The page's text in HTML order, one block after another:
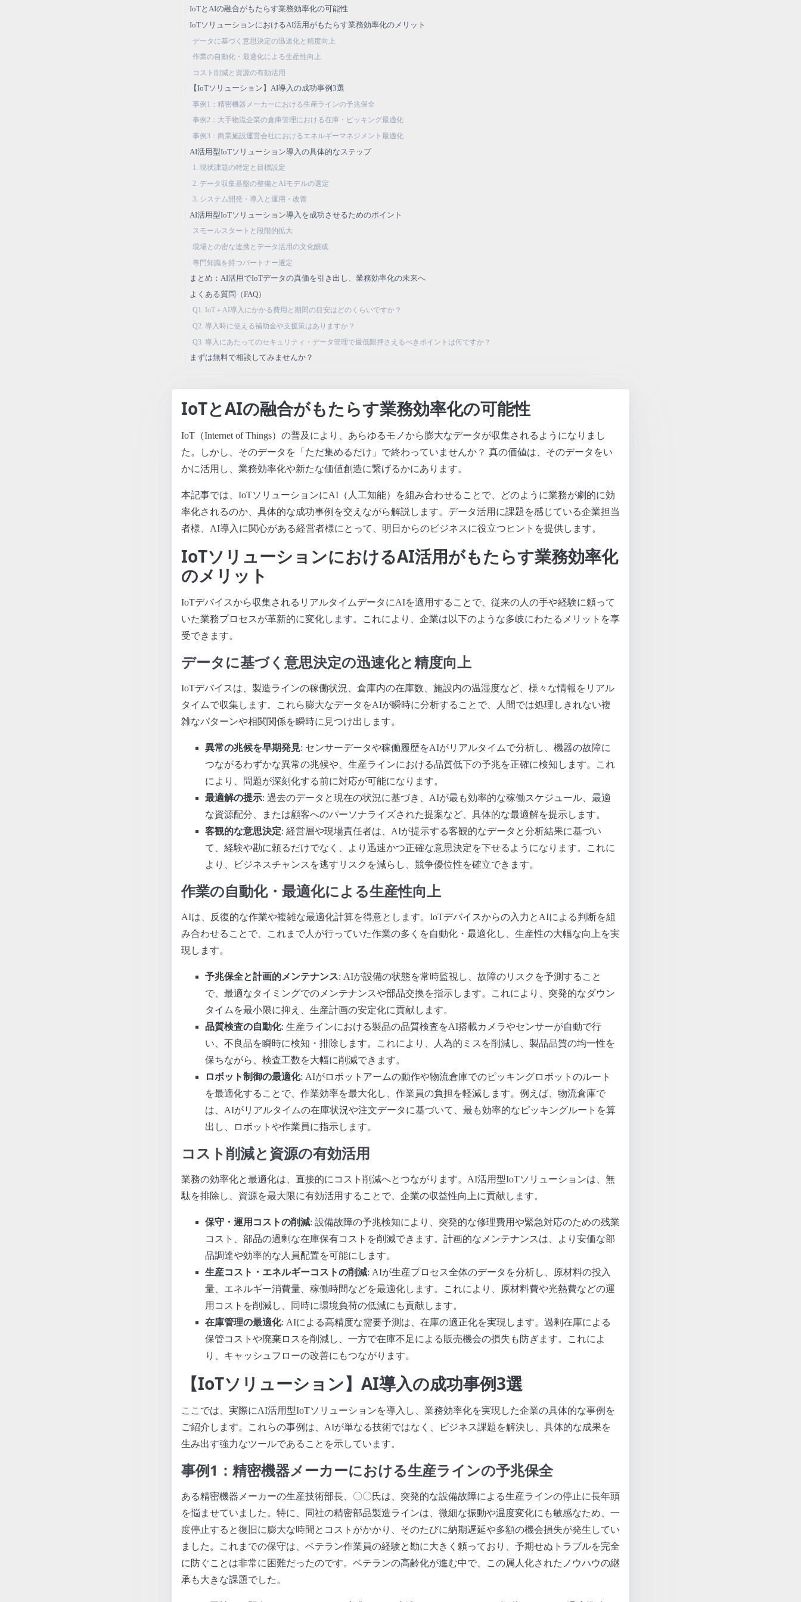
IoTとAIの融合がもたらす業務効率化の可能性
IoTソリューションにおけるAI活用がもたらす業務効率化のメリット
データに基づく意思決定の迅速化と精度向上
作業の自動化・最適化による生産性向上
コスト削減と資源の有効活用
【IoTソリューション】AI導入の成功事例3選
事例1：精密機器メーカーにおける生産ラインの予兆保全
事例2：大手物流企業の倉庫管理における在庫・ピッキング最適化
事例3：商業施設運営会社におけるエネルギーマネジメント最適化
AI活用型IoTソリューション導入の具体的なステップ
1. 現状課題の特定と目標設定
2. データ収集基盤の整備とAIモデルの選定
3. システム開発・導入と運用・改善
AI活用型IoTソリューション導入を成功させるためのポイント
スモールスタートと段階的拡大
現場との密な連携とデータ活用の文化醸成
専門知識を持つパートナー選定
まとめ：AI活用でIoTデータの真価を引き出し、業務効率化の未来へ
よくある質問（FAQ）
Q1. IoT＋AI導入にかかる費用と期間の目安はどのくらいですか？
Q2. 導入時に使える補助金や支援策はありますか？
Q3. 導入にあたってのセキュリティ・データ管理で最低限押さえるべきポイントは何ですか？
まずは無料で相談してみませんか？
IoTとAIの融合がもたらす業務効率化の可能性
IoT（Internet of Things）の普及により、あらゆるモノから膨大なデータが収集されるようになりまし
た。しかし、そのデータを「ただ集めるだけ」で終わっていませんか？ 真の価値は、そのデータをい
かに活用し、業務効率化や新たな価値創造に繋げるかにあります。
本記事では、IoTソリューションにAI（人工知能）を組み合わせることで、どのように業務が劇的に効
率化されるのか、具体的な成功事例を交えながら解説します。データ活用に課題を感じている企業担当
者様、AI導入に関心がある経営者様にとって、明日からのビジネスに役立つヒントを提供します。
IoTソリューションにおけるAI活用がもたらす業務効率化
のメリット
IoTデバイスから収集されるリアルタイムデータにAIを適用することで、従来の人の手や経験に頼って
いた業務プロセスが革新的に変化します。これにより、企業は以下のような多岐にわたるメリットを享
受できます。
データに基づく意思決定の迅速化と精度向上
IoTデバイスは、製造ラインの稼働状況、倉庫内の在庫数、施設内の温湿度など、様々な情報をリアル
タイムで収集します。これら膨大なデータをAIが瞬時に分析することで、人間では処理しきれない複
雑なパターンや相関関係を瞬時に見つけ出します。
異常の兆候を早期発見: センサーデータや稼働履歴をAIがリアルタイムで分析し、機器の故障に
つながるわずかな異常の兆候や、生産ラインにおける品質低下の予兆を正確に検知します。これ
により、問題が深刻化する前に対応が可能になります。
最適解の提示: 過去のデータと現在の状況に基づき、AIが最も効率的な稼働スケジュール、最適
な資源配分、または顧客へのパーソナライズされた提案など、具体的な最適解を提示します。
客観的な意思決定: 経営層や現場責任者は、AIが提示する客観的なデータと分析結果に基づい
て、経験や勘に頼るだけでなく、より迅速かつ正確な意思決定を下せるようになります。これに
より、ビジネスチャンスを逃すリスクを減らし、競争優位性を確立できます。
作業の自動化・最適化による生産性向上
AIは、反復的な作業や複雑な最適化計算を得意とします。IoTデバイスからの入力とAIによる判断を組
み合わせることで、これまで人が行っていた作業の多くを自動化・最適化し、生産性の大幅な向上を実
現します。
予兆保全と計画的メンテナンス: AIが設備の状態を常時監視し、故障のリスクを予測すること
で、最適なタイミングでのメンテナンスや部品交換を指示します。これにより、突発的なダウン
タイムを最小限に抑え、生産計画の安定化に貢献します。
品質検査の自動化: 生産ラインにおける製品の品質検査をAI搭載カメラやセンサーが自動で行
い、不良品を瞬時に検知・排除します。これにより、人為的ミスを削減し、製品品質の均一性を
保ちながら、検査工数を大幅に削減できます。
ロボット制御の最適化: AIがロボットアームの動作や物流倉庫でのピッキングロボットのルート
を最適化することで、作業効率を最大化し、作業員の負担を軽減します。例えば、物流倉庫で
は、AIがリアルタイムの在庫状況や注文データに基づいて、最も効率的なピッキングルートを算
出し、ロボットや作業員に指示します。
コスト削減と資源の有効活用
業務の効率化と最適化は、直接的にコスト削減へとつながります。AI活用型IoTソリューションは、無
駄を排除し、資源を最大限に有効活用することで、企業の収益性向上に貢献します。
保守・運用コストの削減: 設備故障の予兆検知により、突発的な修理費用や緊急対応のための残業
コスト、部品の過剰な在庫保有コストを削減できます。計画的なメンテナンスは、より安価な部
品調達や効率的な人員配置を可能にします。
生産コスト・エネルギーコストの削減: AIが生産プロセス全体のデータを分析し、原材料の投入
量、エネルギー消費量、稼働時間などを最適化します。これにより、原材料費や光熱費などの運
用コストを削減し、同時に環境負荷の低減にも貢献します。
在庫管理の最適化: AIによる高精度な需要予測は、在庫の適正化を実現します。過剰在庫による
保管コストや廃棄ロスを削減し、一方で在庫不足による販売機会の損失も防ぎます。これによ
り、キャッシュフローの改善にもつながります。
【IoTソリューション】AI導入の成功事例3選
ここでは、実際にAI活用型IoTソリューションを導入し、業務効率化を実現した企業の具体的な事例を
ご紹介します。これらの事例は、AIが単なる技術ではなく、ビジネス課題を解決し、具体的な成果を
生み出す強力なツールであることを示しています。
事例1：精密機器メーカーにおける生産ラインの予兆保全
ある精密機器メーカーの生産技術部長、〇〇氏は、突発的な設備故障による生産ラインの停止に長年頭
を悩ませていました。特に、同社の精密部品製造ラインは、微細な振動や温度変化にも敏感なため、一
度停止すると復旧に膨大な時間とコストがかかり、そのたびに納期遅延や多額の機会損失が発生してい
ました。これまでの保守は、ベテラン作業員の経験と勘に大きく頼っており、予期せぬトラブルを完全
に防ぐことは非常に困難だったのです。ベテランの高齢化が進む中で、この属人化されたノウハウの継
承も大きな課題でした。